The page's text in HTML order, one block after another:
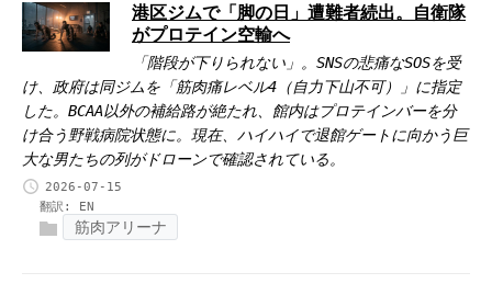
港区ジムで「脚の日」遭難者続出。自衛隊
がプロテイン空輸へ
「階段が下りられない」。SNSの悲痛なSOSを受
け、政府は同ジムを「筋肉痛レベル4（自力下山不可）」に指定
した。BCAA以外の補給路が絶たれ、館内はプロテインバーを分
け合う野戦病院状態に。現在、ハイハイで退館ゲートに向かう巨
大な男たちの列がドローンで確認されている。
2026-07-15
翻訳: EN
筋肉アリーナ